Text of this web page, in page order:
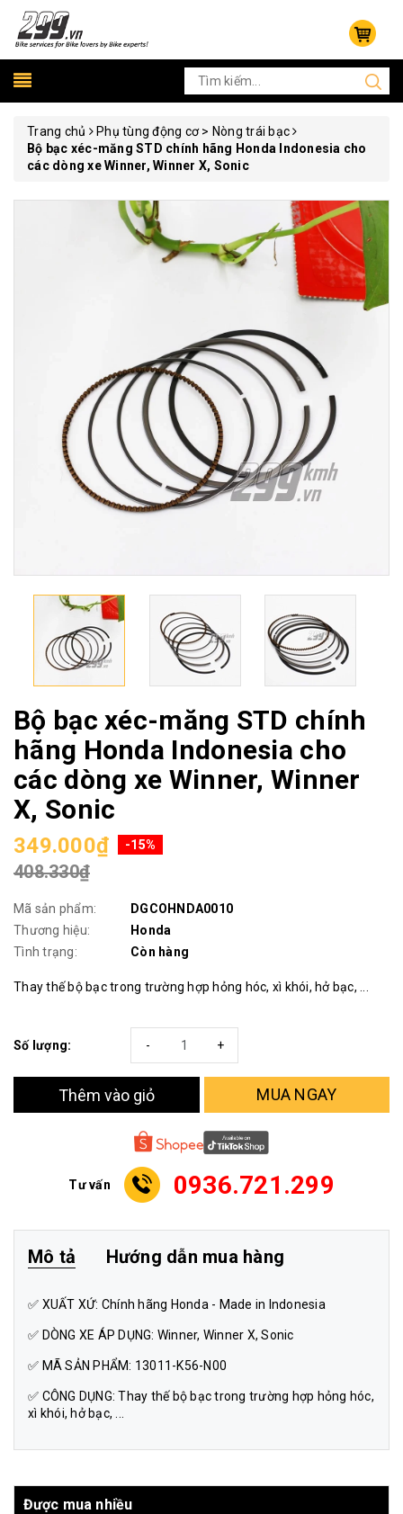
Trang chủ
Phụ tùng động cơ > Nòng trái bạc
Bộ bạc xéc-măng STD chính hãng Honda Indonesia cho
các dòng xe Winner, Winner X, Sonic
Bộ bạc xéc-măng STD chính
hãng Honda Indonesia cho
các dòng xe Winner, Winner
X, Sonic
349.000₫ -15%
408.330₫
Mã sản phẩm:
DGCOHNDA0010
Thương hiệu:
Honda
Tình trạng:
Còn hàng
Thay thế bộ bạc trong trường hợp hỏng hóc, xì khói, hở bạc, ...
Số lượng: +
-
Thêm vào giỏ MUA NGAY
Tư vấn 0936.721.299
Mô tả Hướng dẫn mua hàng
✅ XUẤT XỨ: Chính hãng Honda - Made in Indonesia
✅ DÒNG XE ÁP DỤNG: Winner, Winner X, Sonic
✅ MÃ SẢN PHẨM: 13011-K56-N00
✅ CÔNG DỤNG: Thay thế bộ bạc trong trường hợp hỏng hóc,
xì khói, hở bạc, ...
Được mua nhiều